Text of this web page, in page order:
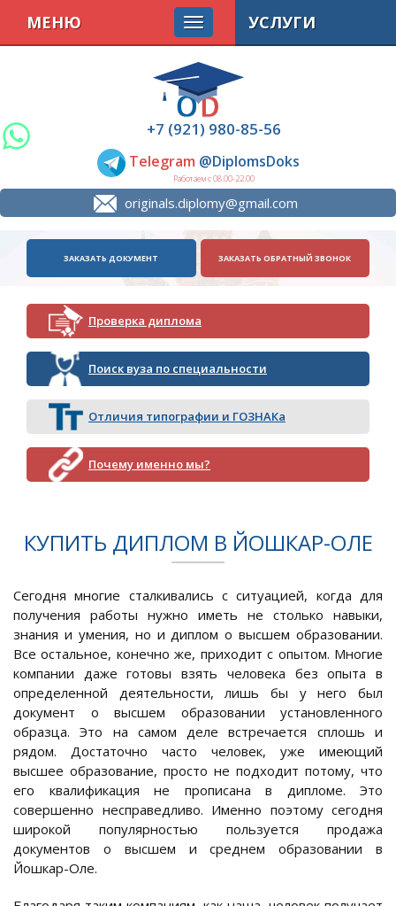
+7 (921) 980-85-56
Telegram @DiplomsDoks
Работаем с 08.00-22.00
originals.diplomy@gmail.com
МЕНЮ
ЗАКАЗАТЬ ДОКУМЕНТ ЗАКАЗАТЬ ОБРАТНЫЙ ЗВОНОК
Проверка диплома
Поиск вуза по специальности
Отличия типографии и ГОЗНАКа
Почему именно мы?
УСЛУГИ
КУПИТЬ ДИПЛОМ В ЙОШКАР-ОЛЕ
Сегодня многие сталкивались с ситуацией, когда для
получения работы нужно иметь не столько навыки,
знания и умения, но и диплом о высшем образовании.
Все остальное, конечно же, приходит с опытом. Многие
компании даже готовы взять человека без опыта в
определенной деятельности, лишь бы у него был
документ о высшем образовании установленного
образца. Это на самом деле встречается сплошь и
рядом. Достаточно часто человек, уже имеющий
высшее образование, просто не подходит потому, что
его квалификация не прописана в дипломе. Это
совершенно несправедливо. Именно поэтому сегодня
широкой популярностью пользуется продажа
документов о высшем и среднем образовании в
Йошкар-Оле.